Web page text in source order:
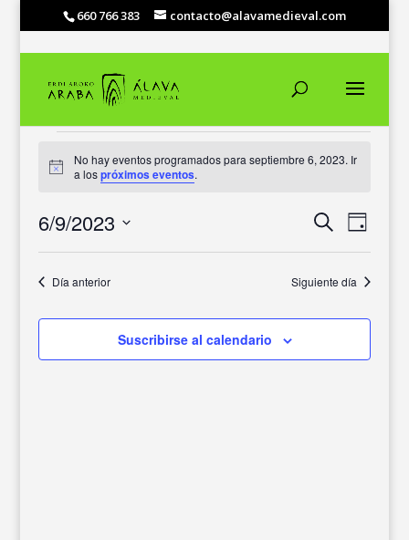
660 766 383 contacto@alavamedieval.com
EN
SEPTIEMBRE
6,
Aviso
No hay eventos programados para septiembre 6, 2023. Ir
a lospróximos eventos.
DE
BÚSQUEDA
Y
DE
Buscar
DE
VISTAS
Día
6/9/2023
fecha.
Día anterior Siguiente día
Suscribirse al calendario